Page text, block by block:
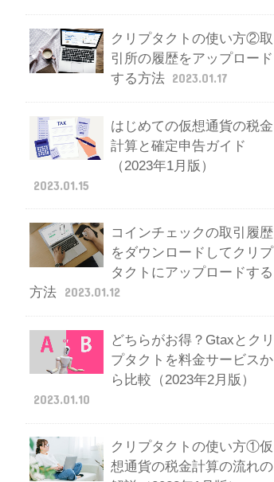
クリプタクトの使い方②取
引所の履歴をアップロード
する方法 2023.01.17
はじめての仮想通貨の税金
計算と確定申告ガイド
（2023年1月版）
2023.01.15
コインチェックの取引履歴
をダウンロードしてクリプ
タクトにアップロードする
方法
2023.01.12
どちらがお得？Gtaxとクリ
プタクトを料金サービスか
ら比較（2023年2月版）
2023.01.10
クリプタクトの使い方①仮
想通貨の税金計算の流れの